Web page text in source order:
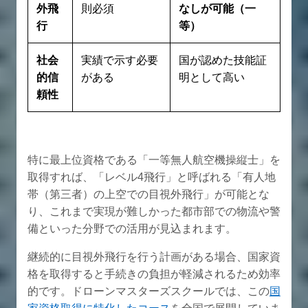
外飛
行
則必須
なしが可能（一
等）
社会
的信
頼性
実績で示す必要
がある
国が認めた技能証
明として高い
特に最上位資格である「一等無人航空機操縦士」を
取得すれば、「レベル4飛行」と呼ばれる「有人地
帯（第三者）の上空での目視外飛行」が可能とな
り、これまで実現が難しかった都市部での物流や警
備といった分野での活用が見込まれます。
継続的に目視外飛行を行う計画がある場合、国家資
格を取得すると手続きの負担が軽減されるため効率
的です。ドローンマスターズスクールでは、この国